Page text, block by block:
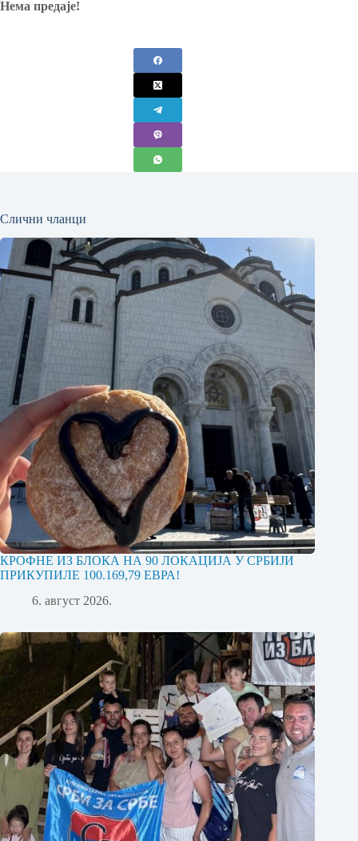
Нема предаје!
Слични чланци
КРОФНЕ ИЗ БЛОКА НА 90 ЛОКАЦИЈА У СРБИЈИ
ПРИКУПИЛЕ 100.169,79 ЕВРА!
6. август 2026.